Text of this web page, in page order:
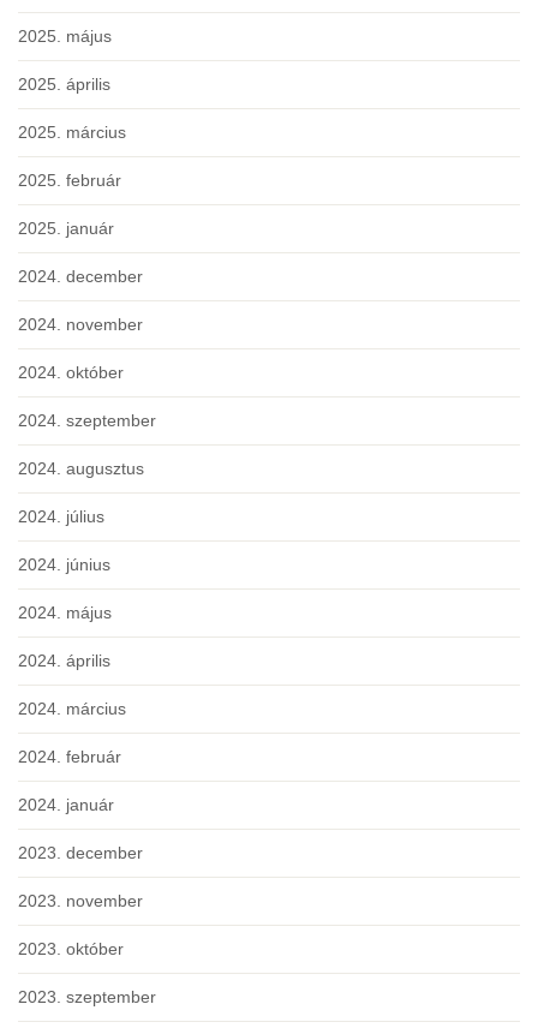
2025. május
2025. április
2025. március
2025. február
2025. január
2024. december
2024. november
2024. október
2024. szeptember
2024. augusztus
2024. július
2024. június
2024. május
2024. április
2024. március
2024. február
2024. január
2023. december
2023. november
2023. október
2023. szeptember